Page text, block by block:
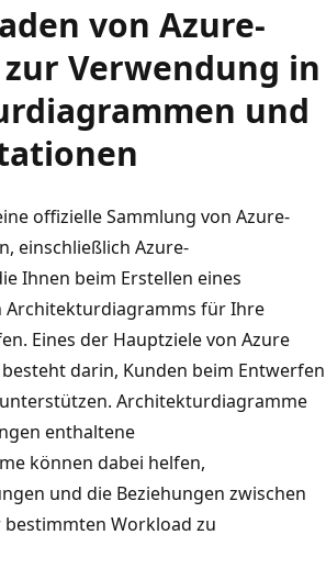
von Azure-
Verwendung in
und
offizielle Sammlung von Azure-
einschließlich Azure-
Ihnen beim Erstellen eines
für Ihre
Eines der Hauptziele von Azure
darin, Kunden beim Entwerfen
Architekturdiagramme
enthaltene
können dabei helfen,
und die Beziehungen zwischen
Workload zu